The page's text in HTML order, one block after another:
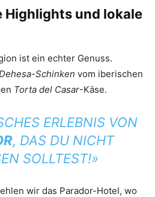
Highlights und lokale
ist ein echter Genuss.
Schinken vom iberischen
Torta del Casar-Käse.
ERLEBNIS VON
, DAS DU NICHT
SOLLTEST!»
wir das Parador-Hotel, wo